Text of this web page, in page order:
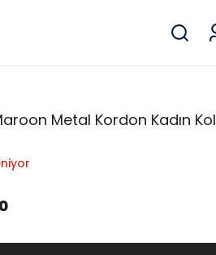
Metal Kordon Kadın Kol